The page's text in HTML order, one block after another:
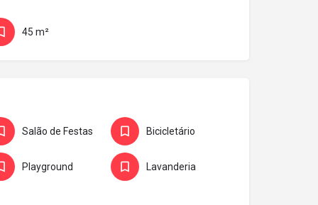
45 m²
Salão de Festas Bicicletário
Playground Lavanderia